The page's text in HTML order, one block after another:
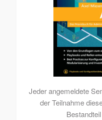
Jeder angemeldete
der Teilnahme